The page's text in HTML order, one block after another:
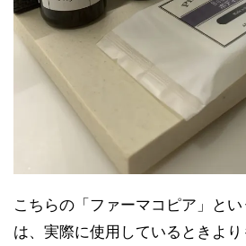
こちらの「ファーマコピア」と
は、実際に使用しているときより